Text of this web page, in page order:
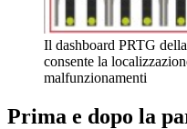
Il dashboard PRTG
consente la
malfunzionamenti
Prima e dopo la